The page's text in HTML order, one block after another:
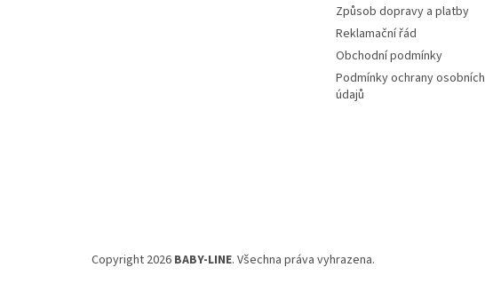
Způsob dopravy a platby
Reklamační řád
Obchodní podmínky
Podmínky ochrany osobních
údajů
Copyright 2026 BABY-LINE. Všechna práva vyhrazena.